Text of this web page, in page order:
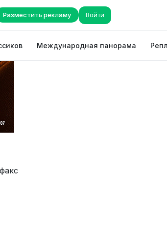
Разместить рекламу Войти
Международная панорама